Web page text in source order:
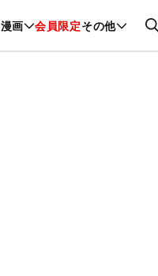
漫画 会員限定その他
ファッション 恋愛・結婚